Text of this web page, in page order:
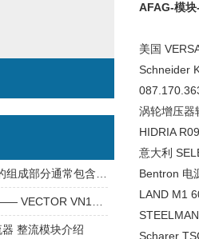
AFAG-模
美国
Schneider
涡轮增压
HIDRIA
意大利
Bentron 电
LAND M1
Scharer
整流模块介绍